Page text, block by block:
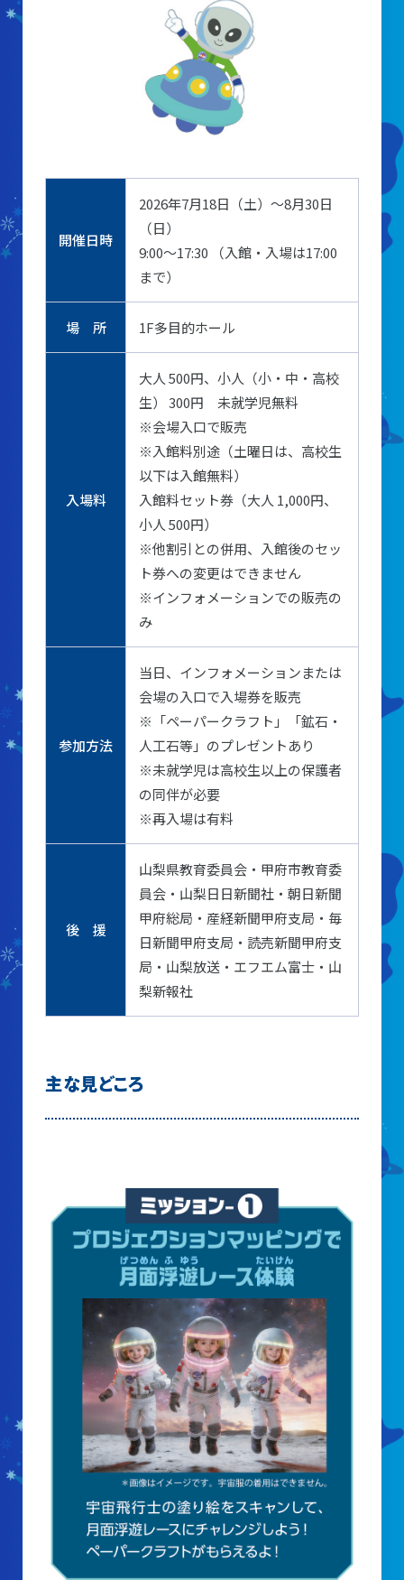
マルチメディアコーナー
大村智名誉館長
科学作品展
科学館で働きたい方へ
天文グループアルバイト募集
実験・展示分野のアルバイト募集
インフォメーション アルバイト募集
科学館ボランティア募集
職場体験・実習・CST
職場体験について
博物館実習について
山梨大学CSTの受講者の方へ
名誉館長あいさつ
サイトポリシー
プライバシーポリシー
お問い合わせ
開催日時
2026年7月18日（土）～8月30日
（日）
9:00～17:30 （入館・入場は17:00
まで）
場 所 1F多目的ホール
入場料
大人 500円、小人（小・中・高校
生） 300円 未就学児無料
※会場入口で販売
※入館料別途（土曜日は、高校生
以下は入館無料）
入館料セット券（大人 1,000円、
小人 500円）
※他割引との併用、入館後のセッ
ト券への変更はできません
※インフォメーションでの販売の
み
参加方法
当日、インフォメーションまたは
会場の入口で入場券を販売
※「ペーパークラフト」「鉱石・
人工石等」のプレゼントあり
※未就学児は高校生以上の保護者
の同伴が必要
※再入場は有料
後 援
山梨県教育委員会・甲府市教育委
員会・山梨日日新聞社・朝日新聞
甲府総局・産経新聞甲府支局・毎
日新聞甲府支局・読売新聞甲府支
局・山梨放送・エフエム富士・山
梨新報社
主な見どころ